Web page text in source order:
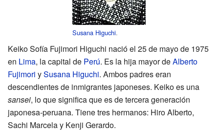
Susana Higuchi.
Keiko Sofía Fujimori Higuchi nació el 25 de mayo de 1975
en Lima, la capital de Perú. Es la hija mayor deAlberto
Fujimori ySusana Higuchi. Ambos padres eran
descendientes de inmigrantes japoneses. Keiko es una
sansei, lo que significa que es de tercera generación
japonesa-peruana. Tiene tres hermanos: Hiro Alberto,
Sachi Marcela y Kenji Gerardo.